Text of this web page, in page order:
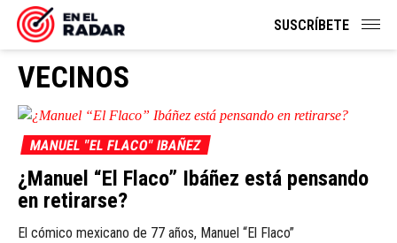
SUSCRÍBETE
VECINOS
MANUEL "EL FLACO" IBAÑEZ
¿Manuel “El Flaco” Ibáñez está pensando
en retirarse?
El cómico mexicano de 77 años, Manuel “El Flaco”